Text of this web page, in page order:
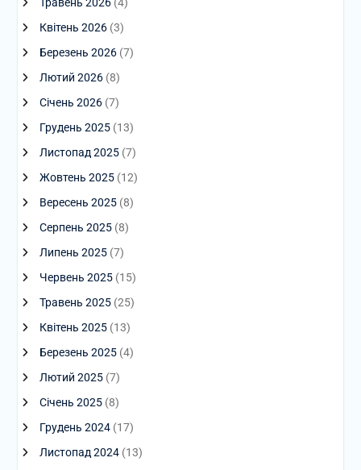
Квітень 2026(3)
Березень 2026(7)
Лютий 2026(8)
Січень 2026(7)
Грудень 2025(13)
Листопад 2025(7)
Жовтень 2025(12)
Вересень 2025(8)
Серпень 2025(8)
Липень 2025(7)
Червень 2025(15)
Травень 2025(25)
Квітень 2025(13)
Березень 2025(4)
Лютий 2025(7)
Січень 2025(8)
Грудень 2024(17)
Листопад 2024(13)